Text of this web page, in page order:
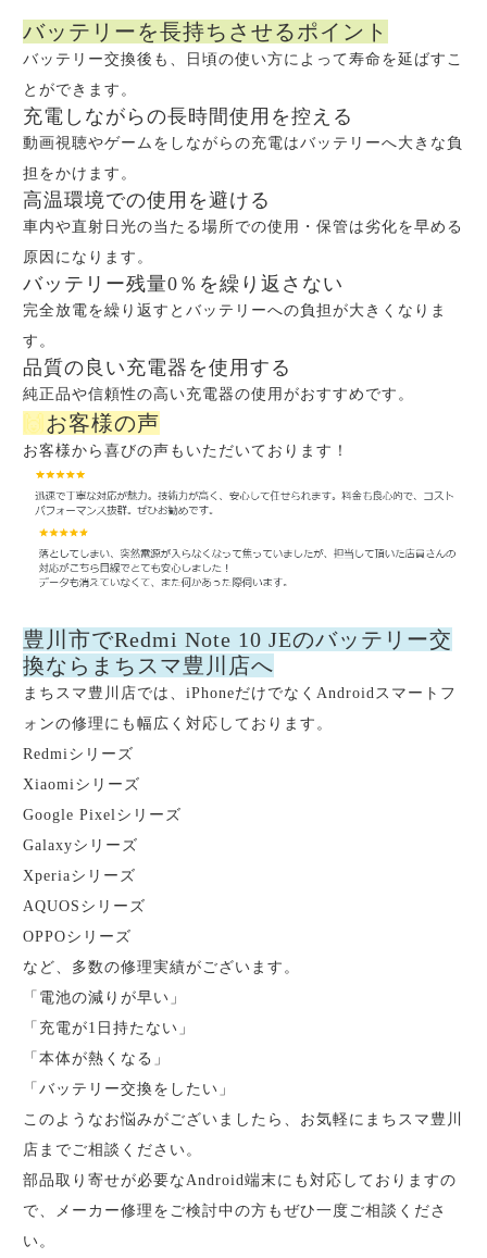
バッテリーを長持ちさせるポイント
バッテリー交換後も、日頃の使い方によって寿命を延ばすこ
とができます。
充電しながらの長時間使用を控える
動画視聴やゲームをしながらの充電はバッテリーへ大きな負
担をかけます。
高温環境での使用を避ける
車内や直射日光の当たる場所での使用・保管は劣化を早める
原因になります。
バッテリー残量0％を繰り返さない
完全放電を繰り返すとバッテリーへの負担が大きくなりま
す。
品質の良い充電器を使用する
純正品や信頼性の高い充電器の使用がおすすめです。
🙌 お客様の声
お客様から喜びの声もいただいております！
豊川市でRedmi Note 10 JEのバッテリー交
換ならまちスマ豊川店へ
まちスマ豊川店では、iPhoneだけでなくAndroidスマートフ
ォンの修理にも幅広く対応しております。
Redmiシリーズ
Xiaomiシリーズ
Google Pixelシリーズ
Galaxyシリーズ
Xperiaシリーズ
AQUOSシリーズ
OPPOシリーズ
など、多数の修理実績がございます。
「電池の減りが早い」
「充電が1日持たない」
「本体が熱くなる」
「バッテリー交換をしたい」
このようなお悩みがございましたら、お気軽にまちスマ豊川
店までご相談ください。
部品取り寄せが必要なAndroid端末にも対応しておりますの
で、メーカー修理をご検討中の方もぜひ一度ご相談くださ
い。